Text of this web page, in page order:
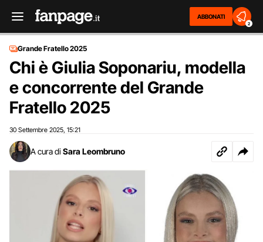
ABBONATI
2
Grande Fratello 2025
Chi è Giulia Soponariu, modella
e concorrente del Grande
Fratello 2025
30 Settembre 2025 15:21
A cura di Sara Leombruno